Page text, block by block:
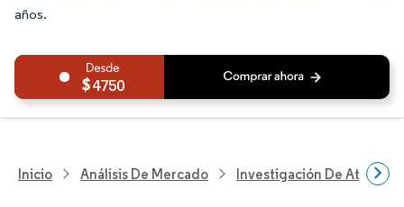
años.
4750
Inicio Análisis De Mercado Investigación De